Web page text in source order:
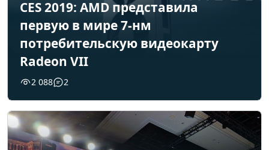
CES 2019: AMD представила
первую в мире 7-нм
потребительскую видеокарту
Radeon VII
2 088 2